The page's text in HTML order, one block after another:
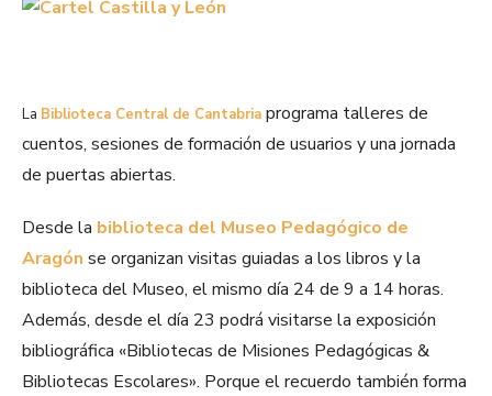
La Biblioteca Central de Cantabria programa talleres de
cuentos, sesiones de formación de usuarios y una jornada
de puertas abiertas.
Desde la biblioteca del Museo Pedagógico de
Aragón se organizan visitas guiadas a los libros y la
biblioteca del Museo, el mismo día 24 de 9 a 14 horas.
Además, desde el día 23 podrá visitarse la exposición
bibliográfica «Bibliotecas de Misiones Pedagógicas &
Bibliotecas Escolares». Porque el recuerdo también forma